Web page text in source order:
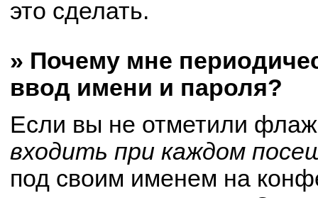
это сделать.
» Почему мне
ввод имени и пароля?
Если вы не отметили
входить при каждом
под своим именем на